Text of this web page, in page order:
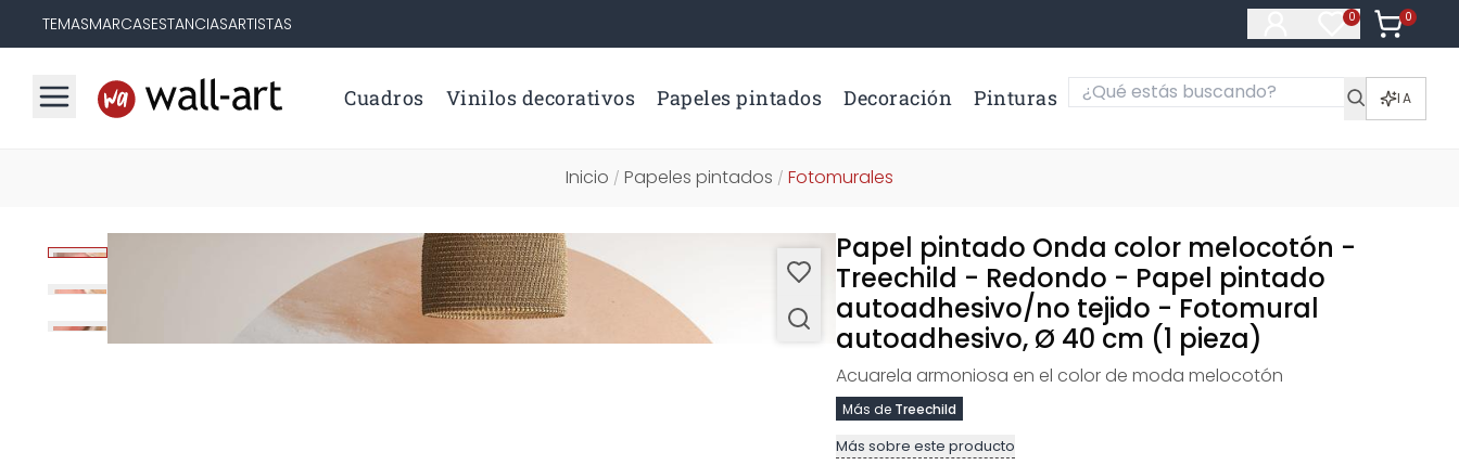
TEMASMARCASESTANCIASARTISTAS 0
Artículos en
0
Artículos
Cuadros Vinilos decorativos Papeles pintados Decoración Pinturas IA
Inicio / Papeles pintados / Fotomurales
Papel pintado Onda color melocotón -
Treechild - Redondo - Papel pintado
autoadhesivo/no tejido - Fotomural
autoadhesivo, Ø 40 cm (1 pieza)
Acuarela armoniosa en el color de moda melocotón
Más de Treechild
Más sobre este producto